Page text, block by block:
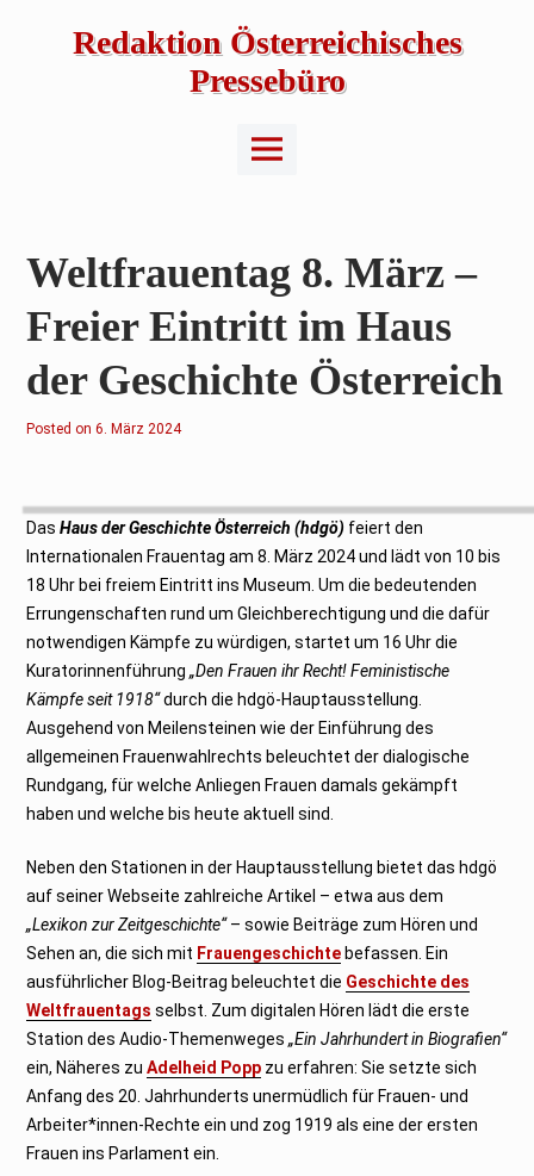
Redaktion Österreichisches
Pressebüro
Main
Menu
Weltfrauentag 8. März –
Freier Eintritt im Haus
der Geschichte Österreich
Posted on6
z
2
0
2
4
6. März 2024
DasHaus der Geschichte Österreich (hdgö) feiert den
Internationalen Frauentag am 8. März 2024 und lädt von 10 bis
18 Uhr bei freiem Eintritt ins Museum. Um die bedeutenden
Errungenschaften rund um Gleichberechtigung und die dafür
notwendigen Kämpfe zu würdigen, startet um 16 Uhr die
Kuratorinnenführung„Den Frauen ihr Recht! Feministische
Kämpfe seit 1918“durch die hdgö-Hauptausstellung.
Ausgehend von Meilensteinen wie der Einführung des
allgemeinen Frauenwahlrechts beleuchtet der dialogische
Rundgang, für welche Anliegen Frauen damals gekämpft
haben und welche bis heute aktuell sind.
Neben den Stationen in der Hauptausstellung bietet das hdgö
auf seiner Webseite zahlreiche Artikel – etwa aus dem
„Lexikon zur Zeitgeschichte“– sowie Beiträge zum Hören und
Sehen an, die sich mit Frauengeschichte befassen. Ein
ausführlicher Blog-Beitrag beleuchtet die Geschichte des
Weltfrauentags selbst. Zum digitalen Hören lädt die erste
Station des Audio-Themenweges„Ein Jahrhundert in Biografien“
ein, Näheres zuAdelheid Popp zu erfahren: Sie setzte sich
Anfang des 20. Jahrhunderts unermüdlich für Frauen- und
Arbeiter*innen-Rechte ein und zog 1919 als eine der ersten
Frauen ins Parlament ein.